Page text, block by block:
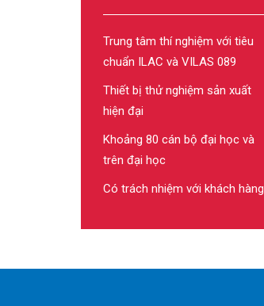
Trung tâm thí nghiệm với tiêu
chuẩn ILAC và VILAS 089
Thiết bị thử nghiệm sản xuất
hiện đại
Khoảng 80 cán bộ đại học và
trên đại học
Có trách nhiệm với khách hàng